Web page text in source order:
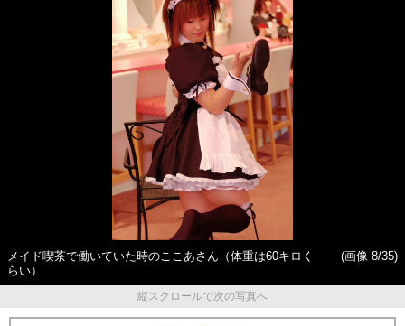
メイド喫茶で働いていた時のここあさん（体重は60キロく
らい）
(画像 8/35)
縦スクロールで次の写真へ